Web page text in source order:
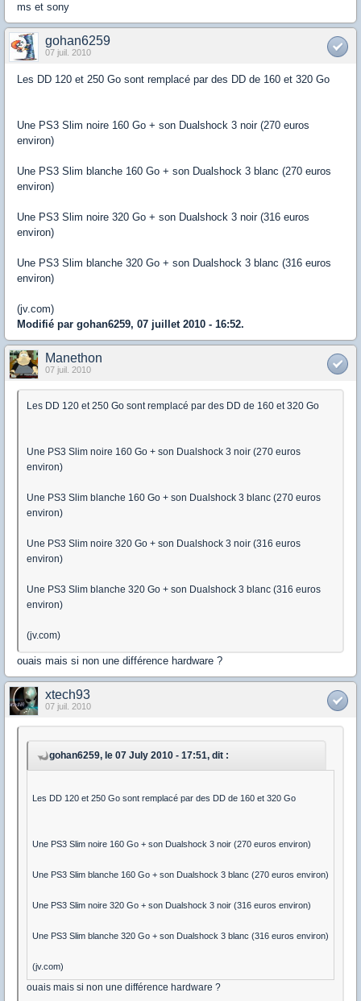
ms et sony
gohan6259
07 juil. 2010
Les DD 120 et 250 Go sont remplacé par des DD de 160 et 320 Go
Une PS3 Slim noire 160 Go + son Dualshock 3 noir (270 euros
environ)
Une PS3 Slim blanche 160 Go + son Dualshock 3 blanc (270 euros
environ)
Une PS3 Slim noire 320 Go + son Dualshock 3 noir (316 euros
environ)
Une PS3 Slim blanche 320 Go + son Dualshock 3 blanc (316 euros
environ)
(jv.com)
Modifié par gohan6259, 07 juillet 2010 - 16:52.
Manethon
07 juil. 2010
Les DD 120 et 250 Go sont remplacé par des DD de 160 et 320 Go
Une PS3 Slim noire 160 Go + son Dualshock 3 noir (270 euros
environ)
Une PS3 Slim blanche 160 Go + son Dualshock 3 blanc (270 euros
environ)
Une PS3 Slim noire 320 Go + son Dualshock 3 noir (316 euros
environ)
Une PS3 Slim blanche 320 Go + son Dualshock 3 blanc (316 euros
environ)
(jv.com)
ouais mais si non une différence hardware ?
xtech93
07 juil. 2010
gohan6259, le 07 July 2010 - 17:51, dit :
Les DD 120 et 250 Go sont remplacé par des DD de 160 et 320 Go
Une PS3 Slim noire 160 Go + son Dualshock 3 noir (270 euros environ)
Une PS3 Slim blanche 160 Go + son Dualshock 3 blanc (270 euros environ)
Une PS3 Slim noire 320 Go + son Dualshock 3 noir (316 euros environ)
Une PS3 Slim blanche 320 Go + son Dualshock 3 blanc (316 euros environ)
(jv.com)
ouais mais si non une différence hardware ?